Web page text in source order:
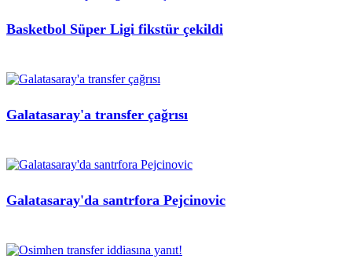
Basketbol Süper Ligi fikstür çekildi
Galatasaray'a transfer çağrısı
Galatasaray'da santrfora Pejcinovic